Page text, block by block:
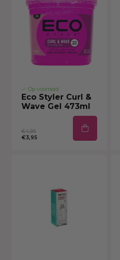
Op voorraad
Eco Styler Curl &
Wave Gel 473ml
€4,95
€3,95